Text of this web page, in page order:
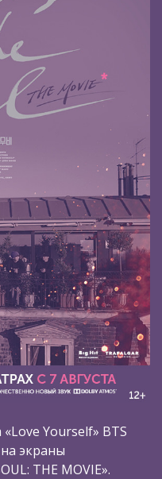
Yourself» BTS
экраны
THE MOVIE».